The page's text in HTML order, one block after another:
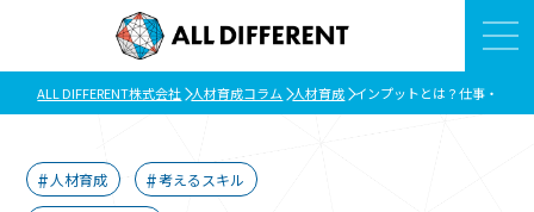
ALL DIFFERENT株式会社 人材育成コラム 人材育成 インプットとは？仕事・勉強
人材育成 考えるスキル